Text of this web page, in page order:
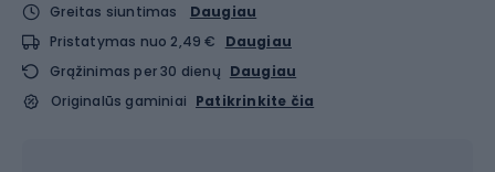
Greitas siuntimas
Daugiau
Pristatymas nuo 2,49 €
Daugiau
Grąžinimas per 30 dienų Daugiau
Originalūs gaminiai Patikrinkite čia